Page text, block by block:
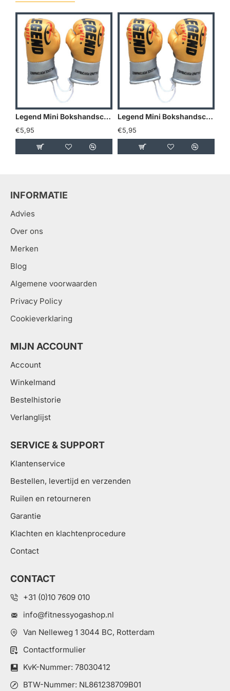
Legend Mini Bokshandschoenen - Goud/Geel
€5,95
Legend Mini Bokshandschoenen - Holland
€5,95
INFORMATIE
Advies
Over ons
Merken
Blog
Algemene voorwaarden
Privacy Policy
Cookieverklaring
MIJN ACCOUNT
Account
Winkelmand
Bestelhistorie
Verlanglijst
SERVICE & SUPPORT
Klantenservice
Bestellen, levertijd en verzenden
Ruilen en retourneren
Garantie
Klachten en klachtenprocedure
Contact
CONTACT
+31 (0)10 7609 010
info@fitnessyogashop.nl
Van Nelleweg 1 3044 BC, Rotterdam
Contactformulier
KvK-Nummer: 78030412
BTW-Nummer: NL861238709B01